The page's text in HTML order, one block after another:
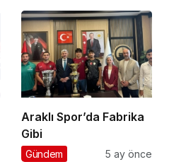
Araklı Spor’da Fabrika
Gibi
Gündem 5 ay önce